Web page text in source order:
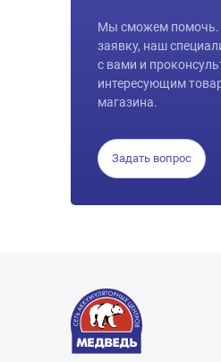
Мы сможем помочь.
заявку, наш
с вами и
интересующим
магазина.
Задать вопрос